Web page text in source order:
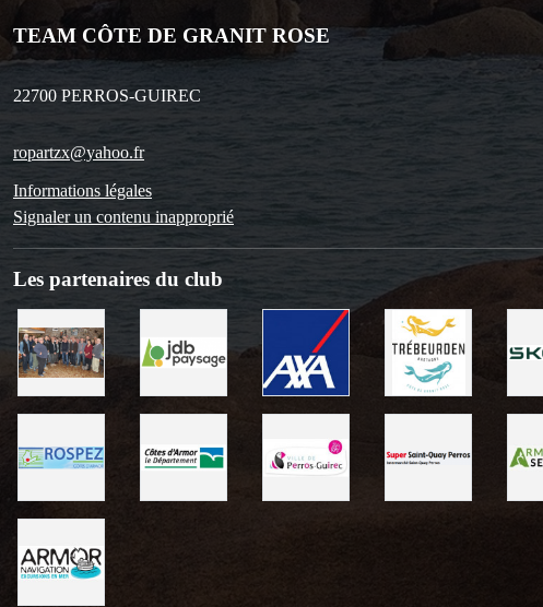
TEAM CÔTE DE GRANIT ROSE
22700 PERROS-GUIREC
ropartzx@yahoo.fr
Informations légales
Signaler un contenu inapproprié
Les partenaires du club